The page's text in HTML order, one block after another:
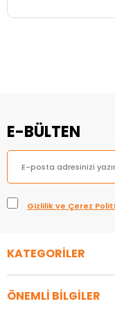
E-BÜLTEN
Gizlilik ve Çerez
KATEGORİLER
ÖNEMLİ BİLGİLER